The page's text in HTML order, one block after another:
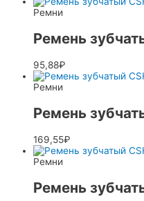
Ремни
Ремень
95,88₽
Ремни
Ремень
169,55₽
Ремни
Ремень